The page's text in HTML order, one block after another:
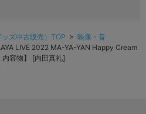
ズ中古販売）TOP > 映像・音
LIVE 2022 MA-YA-YAN Happy Cream
容物】 [内田真礼]